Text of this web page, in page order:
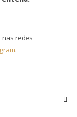
nas redes
.